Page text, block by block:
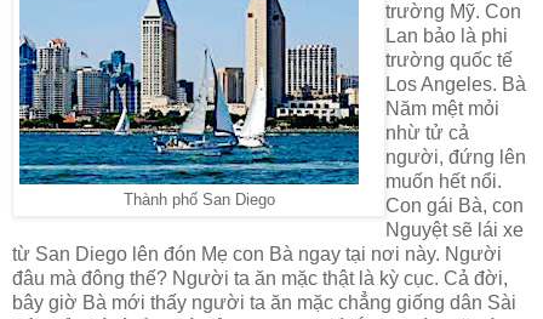
Thành phố San Diego
trường Mỹ. Con
Lan bảo là phi
trường quốc tế
Los Angeles. Bà
Năm mệt mỏi
nhừ tử cả
người, đứng lên
muốn hết nổi.
Con gái Bà, con
Nguyệt sẽ lái xe
từ San Diego lên đón Mẹ con Bà ngay tại nơi này. Người
đâu mà đông thế? Người ta ăn mặc thật là kỳ cục. Cả đời,
bây giờ Bà mới thấy người ta ăn mặc chẳng giống dân Sài